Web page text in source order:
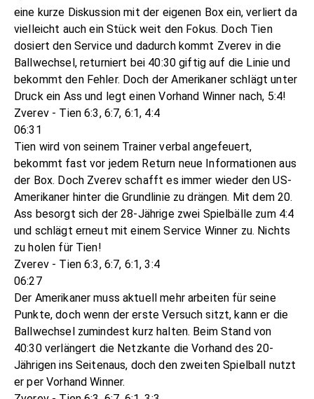
eine kurze Diskussion mit der eigenen Box ein, verliert da
vielleicht auch ein Stück weit den Fokus. Doch Tien
dosiert den Service und dadurch kommt Zverev in die
Ballwechsel, returniert bei 40:30 giftig auf die Linie und
bekommt den Fehler. Doch der Amerikaner schlägt unter
Druck ein Ass und legt einen Vorhand Winner nach, 5:4!
Zverev - Tien 6:3, 6:7, 6:1, 4:4
06:31
Tien wird von seinem Trainer verbal angefeuert,
bekommt fast vor jedem Return neue Informationen aus
der Box. Doch Zverev schafft es immer wieder den US-
Amerikaner hinter die Grundlinie zu drängen. Mit dem 20.
Ass besorgt sich der 28-Jährige zwei Spielbälle zum 4:4
und schlägt erneut mit einem Service Winner zu. Nichts
zu holen für Tien!
Zverev - Tien 6:3, 6:7, 6:1, 3:4
06:27
Der Amerikaner muss aktuell mehr arbeiten für seine
Punkte, doch wenn der erste Versuch sitzt, kann er die
Ballwechsel zumindest kurz halten. Beim Stand von
40:30 verlängert die Netzkante die Vorhand des 20-
Jährigen ins Seitenaus, doch den zweiten Spielball nutzt
er per Vorhand Winner.